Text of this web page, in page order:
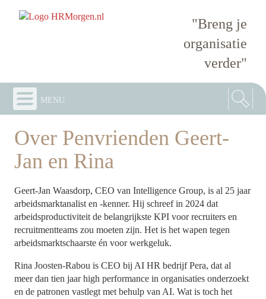
"Breng je
organisatie
verder"
menu
Over Penvrienden Geert-
Jan en Rina
Geert-Jan Waasdorp, CEO van Intelligence Group, is al 25 jaar
arbeidsmarktanalist en -kenner. Hij schreef in 2024 dat
arbeidsproductiviteit de belangrijkste KPI voor recruiters en
recruitmentteams zou moeten zijn. Het is het wapen tegen
arbeidsmarktschaarste én voor werkgeluk.
Rina Joosten-Rabou is CEO bij AI HR bedrijf Pera, dat al
meer dan tien jaar high performance in organisaties onderzoekt
en de patronen vastlegt met behulp van AI. Wat is toch het